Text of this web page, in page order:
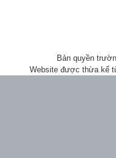
Bản quyền
Website được thừa kế